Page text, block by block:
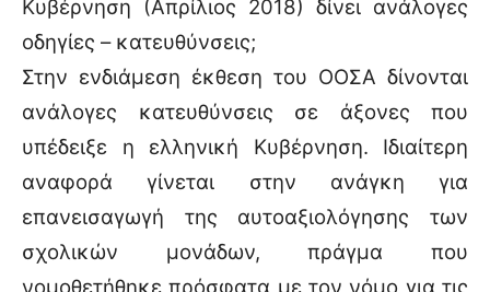
Κυβέρνηση (Απρίλιος 2018) δίνει ανάλογες
οδηγίες – κατευθύνσεις;
Στην ενδιάμεση έκθεση του ΟΟΣΑ δίνονται
ανάλογες κατευθύνσεις σε άξονες που
υπέδειξε η ελληνική Κυβέρνηση. Ιδιαίτερη
αναφορά γίνεται στην ανάγκη για
επανεισαγωγή της αυτοαξιολόγησης των
σχολικών μονάδων, πράγμα που